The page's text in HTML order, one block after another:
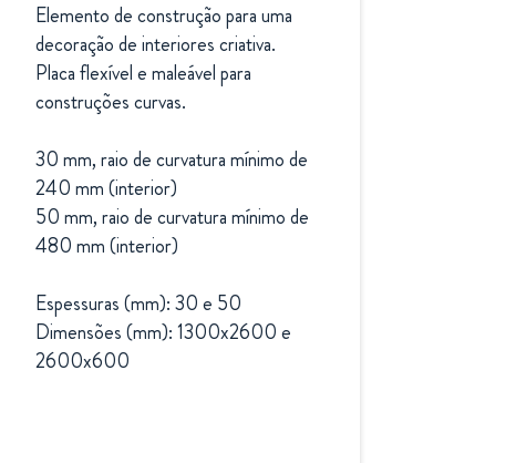
Elemento de construção para uma
decoração de interiores criativa.
Placa flexível e maleável para
construções curvas.
30 mm, raio de curvatura mínimo de
240 mm (interior)
50 mm, raio de curvatura mínimo de
480 mm (interior)
Espessuras (mm): 30 e 50
Dimensões (mm): 1300x2600 e
2600x600